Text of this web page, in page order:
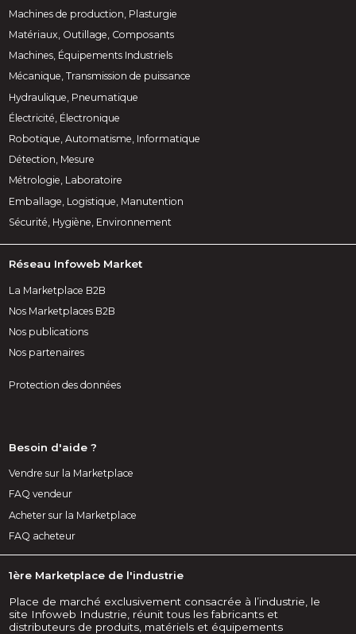
Machines de production, Plasturgie
Matériaux, Outillage, Composants
Machines, Équipements Industriels
Mécanique, Transmission de puissance
Hydraulique, Pneumatique
Électricité, Électronique
Robotique, Automatisme, Informatique
Détection, Mesure
Métrologie, Laboratoire
Emballage, Logistique, Manutention
Sécurité, Hygiène, Environnement
Réseau Infoweb Market
La Marketplace B2B
Nos Marketplaces B2B
Nos publications
Nos partenaires
Protection des données
Besoin d'aide ?
Vendre sur la Marketplace
FAQ vendeur
Acheter sur la Marketplace
FAQ acheteur
1ère Marketplace de l'industrie
Place de marché exclusivement consacrée à l’industrie, le
site Infoweb Industrie, réunit tous les fabricants et
distributeurs de produits, matériels et équipements